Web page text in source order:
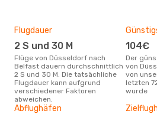
Flugdauer
2 S und 30 M
Flüge von Düsseldorf nach
Belfast dauern durchschnittlich
2 S und 30 M. Die tatsächliche
Flugdauer kann aufgrund
verschiedener Faktoren
abweichen.
104€
Der günstigste einfache Flug
von
von
letzten
wurde
Abflughäfen